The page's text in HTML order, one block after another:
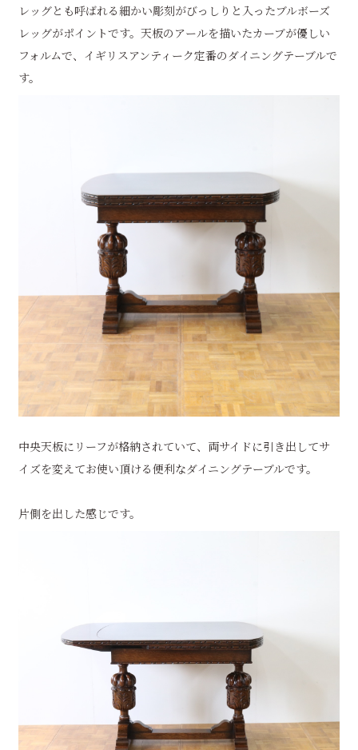
レッグとも呼ばれる細かい彫刻がびっしりと入ったブルボーズ
レッグがポイントです。天板のアールを描いたカーブが優しい
フォルムで、イギリスアンティーク定番のダイニングテーブルで
す。
中央天板にリーフが格納されていて、両サイドに引き出してサ
イズを変えてお使い頂ける便利なダイニングテーブルです。
片側を出した感じです。